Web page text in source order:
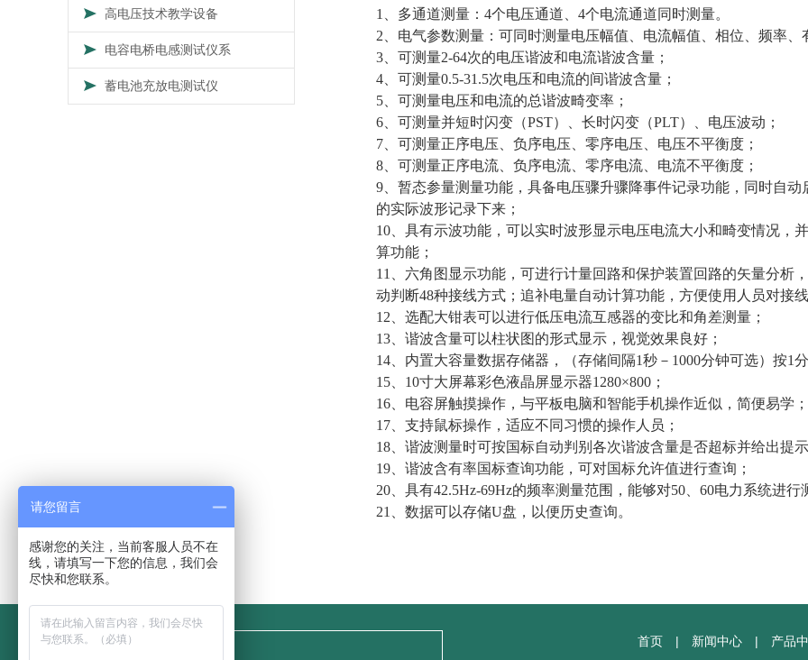
高电压技术教学设备
电容电桥电感测试仪系
蓄电池充放电测试仪
1
、多通道测量： 4个电压通道、 4个电流通道同时测量。
2 、电气参数测量 ：可同时测量电压幅值、电流幅值 、相位、频率、
3 、可测量2-64次的电压谐波和电流谐波含量；
4 、可测量0.5-31.5次电压和电流的间谐波含量；
5 、可测量电压和电流的总谐波畸变率；
6 、可测量并短时闪变（PST）、长时闪变（PLT）、电压波动；
7 、可测量正序电压、负序电压、零序电压、电压不平衡度；
8 、可测量正序电流、负序电流、零序电流、电流不平衡度；
9 、暂态参量测量功能，具备电压骤升骤降事件记录功能，同时自
的实际波形记录下来；
10 、具有示波功能，可以实时波形显示电压电流大小和畸变情况
算功能；
11
、六角图显示功能，可进行计量回路和保护装置回路的矢量分
动判断48种接线方式；追补电量自动计算功能，方便使用人员对接
12 、选配大钳表可以进行低压电流互感器的变比和角差测量；
13 、谐波含量可以柱状图的形式显示，视觉效果良好；
14 、内置大容量数据存储器，（存储间隔1秒－ 1000分钟可选）按1
15
10寸大屏幕彩色液晶屏显示器1280×800 ；
16 、电容屏触摸操作，与平板电脑和智能手机操作近似，简便易学；
17 、支持鼠标操作，适应不同习惯的操作人员；
18
谐波测量时可按国标自动判别 各次谐波含量是否超标并给出提示
19 、谐波含有率国标查询功能，可对国标允许值进行查询；
20 、具有42.5Hz-69Hz的频率测量范围，能够对50 60电力系统进行
21
数据可以存储U盘，以便历史查询。
首页 | 新闻中心 | 产品
请您留言
感谢您的关注，当前客服人员不在
线，请填写一下您的信息，我们会
尽快和您联系。